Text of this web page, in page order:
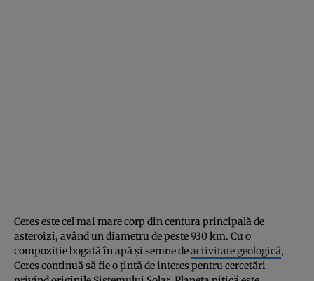
Ceres este cel mai mare corp din centura principală de
asteroizi, având un diametru de peste 930 km. Cu o
compoziție bogată în apă și semne deactivitate geologică,
Ceres continuă să fie o țintă de interes pentru cercetări